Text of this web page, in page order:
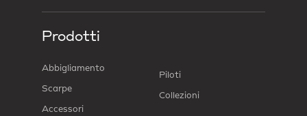
Prodotti
Abbigliamento
Scarpe
Accessori
Piloti
Collezioni